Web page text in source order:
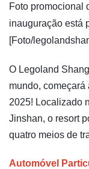
Foto promocional
inauguração está
[Foto/
O Legoland
mundo,
2025! Localizado
Jinshan, o resort
quatro meios de
Automóvel